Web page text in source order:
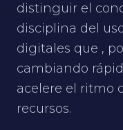
distinguir el
disciplina del
digitales que ,
cambiando
acelere el ritmo
recursos.